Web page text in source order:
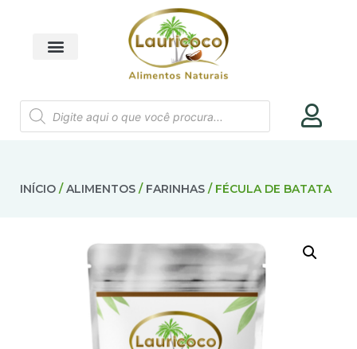
INÍCIO /ALIMENTOS / FARINHAS / FÉCULA DE BATATA